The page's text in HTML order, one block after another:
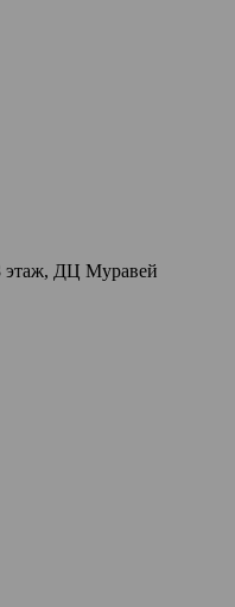
Смольная, 24а - 13 этаж, ДЦ Муравей